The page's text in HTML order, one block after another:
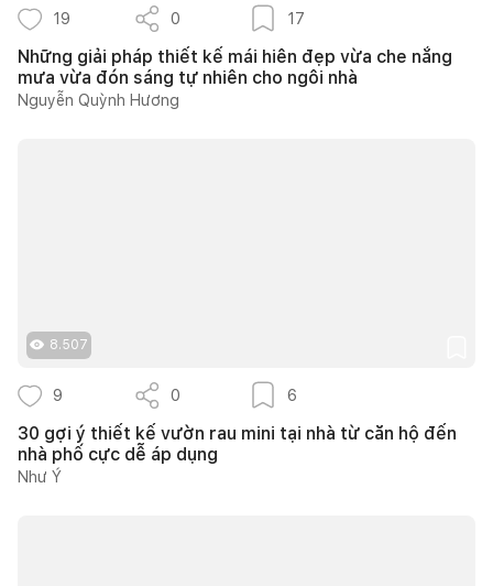
19 0 17
Những giải pháp thiết kế mái hiên đẹp vừa che nắng
mưa vừa đón sáng tự nhiên cho ngôi nhà
Nguyễn Quỳnh Hương
8.507
9 0 6
30 gợi ý thiết kế vườn rau mini tại nhà từ căn hộ đến
nhà phố cực dễ áp dụng
Như Ý